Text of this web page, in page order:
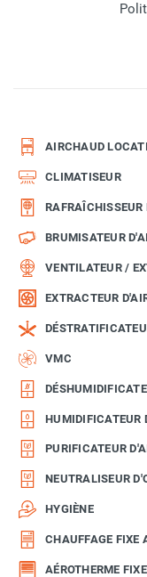
AIRCHAUD
CLIMATISEUR
RAFRAÎCHISSEUR
BRUMISATEUR
VENTILATEUR /
EXTRACTEUR
VMC
HUMIDIFICATEUR
PURIFICATEUR
NEUTRALISEUR
HYGIÈNE
CHAUFFAGE FIXE
AÉROTHERME